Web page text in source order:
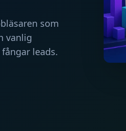
som
vanlig
leads.